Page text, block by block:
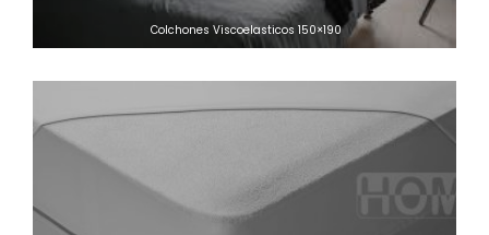
Colchones Viscoelasticos 150×190